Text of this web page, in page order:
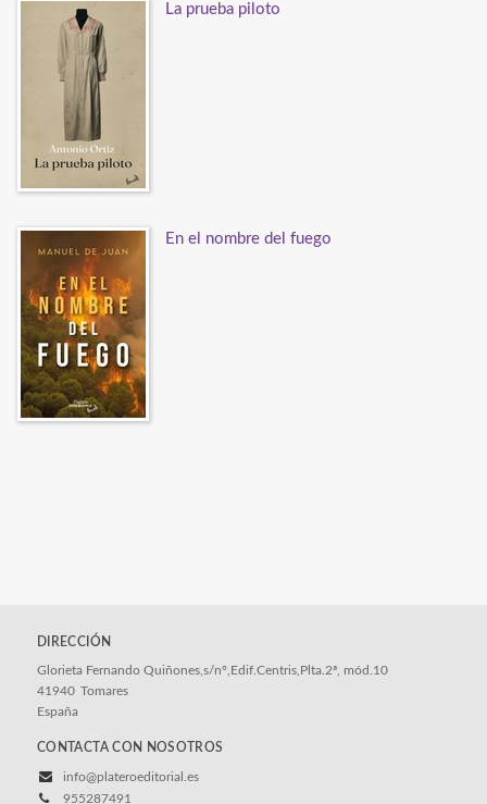
La prueba piloto
En el nombre del fuego
DIRECCIÓN
Glorieta Fernando Quiñones,s/nº,Edif.Centris,Plta.2ª, mód.10
41940 Tomares
España
CONTACTA CON NOSOTROS
info@plateroeditorial.es
955287491